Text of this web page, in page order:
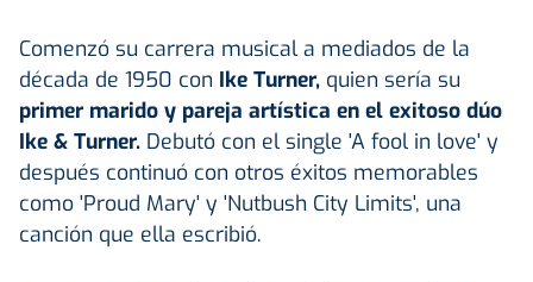
Comenzó su carrera musical a mediados de la
década de 1950 con Ike Turner, quien sería su
primer marido y pareja artística en el exitoso dúo
Ike & Turner. Debutó con el single 'A fool in love' y
después continuó con otros éxitos memorables
como 'Proud Mary' y 'Nutbush City Limits', una
canción que ella escribió.